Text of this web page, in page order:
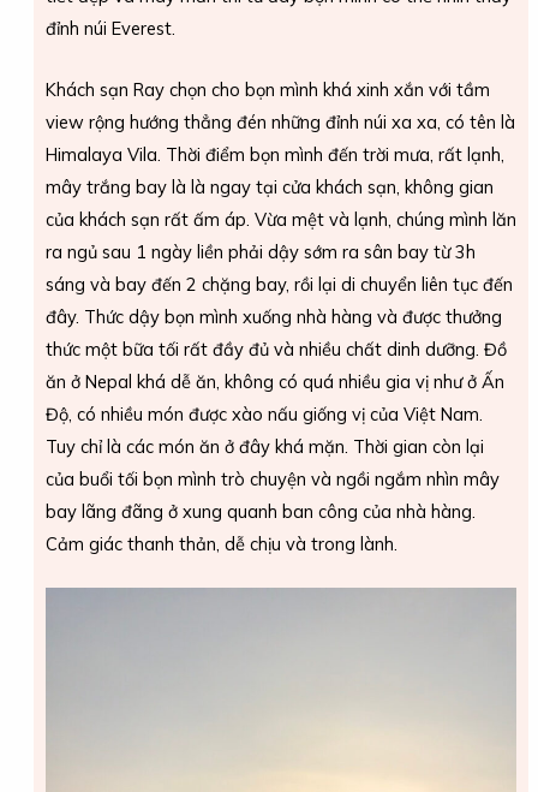
đỉnh núi Everest.
Khách sạn Ray chọn cho bọn mình khá xinh xắn với tầm
view rộng hướng thẳng đén những đỉnh núi xa xa, có tên là
Himalaya Vila. Thời điểm bọn mình đến trời mưa, rất lạnh,
mây trắng bay là là ngay tại cửa khách sạn, không gian
của khách sạn rất ấm áp. Vừa mệt và lạnh, chúng mình lăn
ra ngủ sau 1 ngày liền phải dậy sớm ra sân bay từ 3h
sáng và bay đến 2 chặng bay, rồi lại di chuyển liên tục đến
đây. Thức dậy bọn mình xuống nhà hàng và được thưởng
thức một bữa tối rất đầy đủ và nhiều chất dinh dưỡng. Đồ
ăn ở Nepal khá dễ ăn, không có quá nhiều gia vị như ở Ấn
Độ, có nhiều món được xào nấu giống vị của Việt Nam.
Tuy chỉ là các món ăn ở đây khá mặn. Thời gian còn lại
của buổi tối bọn mình trò chuyện và ngồi ngắm nhìn mây
bay lãng đãng ở xung quanh ban công của nhà hàng.
Cảm giác thanh thản, dễ chịu và trong lành.